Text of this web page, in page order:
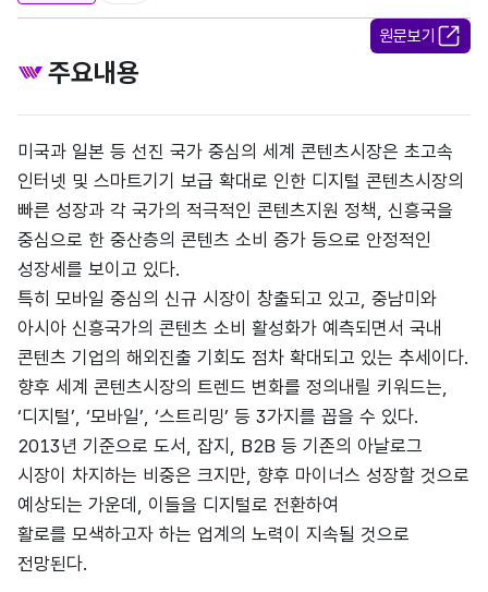
원문보기
주요내용
미국과 일본 등 선진 국가 중심의 세계 콘텐츠시장은 초고속
인터넷 및 스마트기기 보급 확대로 인한 디지털 콘텐츠시장의
빠른 성장과 각 국가의 적극적인 콘텐츠지원 정책, 신흥국을
중심으로 한 중산층의 콘텐츠 소비 증가 등으로 안정적인
성장세를 보이고 있다.
특히 모바일 중심의 신규 시장이 창출되고 있고, 중남미와
아시아 신흥국가의 콘텐츠 소비 활성화가 예측되면서 국내
콘텐츠 기업의 해외진출 기회도 점차 확대되고 있는 추세이다.
향후 세계 콘텐츠시장의 트렌드 변화를 정의내릴 키워드는,
‘디지털’, ‘모바일’, ‘스트리밍’ 등 3가지를 꼽을 수 있다.
2013년 기준으로 도서, 잡지, B2B 등 기존의 아날로그
시장이 차지하는 비중은 크지만, 향후 마이너스 성장할 것으로
예상되는 가운데, 이들을 디지털로 전환하여
활로를 모색하고자 하는 업계의 노력이 지속될 것으로
전망된다.